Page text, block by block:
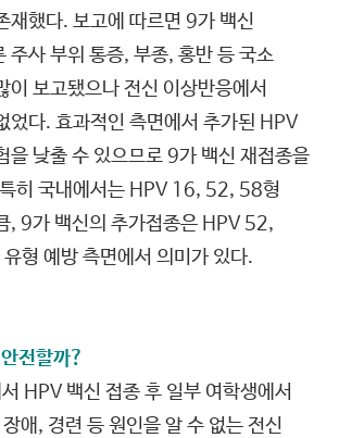
재했다. 보고에 따르면 9가 백신
주사 부위 통증, 부종, 홍반 등 국소
이 보고됐으나 전신 이상반응에서
었다. 효과적인 측면에서 추가된 HPV
을 낮출 수 있으므로 9가 백신 재접종을
히 국내에서는 HPV 16, 52, 58형
, 9가 백신의 추가접종은 HPV 52,
형 예방 측면에서 의미가 있다.
전할까?
HPV 백신 접종 후 일부 여학생에서
애, 경련 등 원인을 알 수 없는 전신